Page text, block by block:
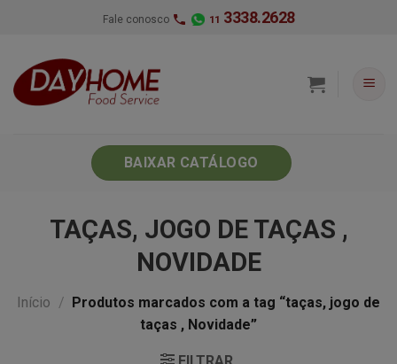
Fale conosco 11 3338.2628
BAIXAR CATÁLOGO
TAÇAS, JOGO DE TAÇAS ,
NOVIDADE
Início /
Produtos marcados com a tag “taças, jogo de
taças , Novidade”